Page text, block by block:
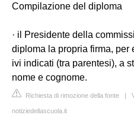
Compilazione del diploma
· il Presidente della
diploma la propria firma, per
ivi indicati (tra parentesi), a
nome e cognome.
Richiesta di rimozione della fonte |
notiziedellascuola.it